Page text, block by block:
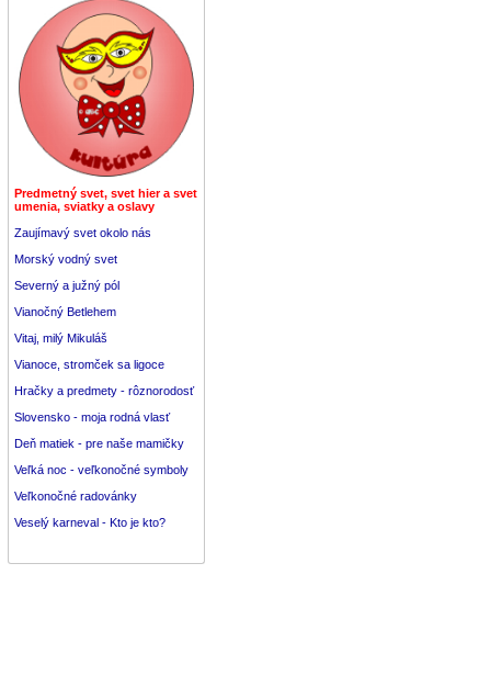
Predmetný svet, svet hier a svet
umenia, sviatky a oslavy
Zaujímavý svet okolo nás
Morský vodný svet
Severný a južný pól
Vianočný Betlehem
Vitaj, milý Mikuláš
Vianoce, stromček sa ligoce
Hračky a predmety - rôznorodosť
Slovensko - moja rodná vlasť
Deň matiek - pre naše mamičky
Veľká noc - veľkonočné symboly
Veľkonočné radovánky
Veselý karneval - Kto je kto?